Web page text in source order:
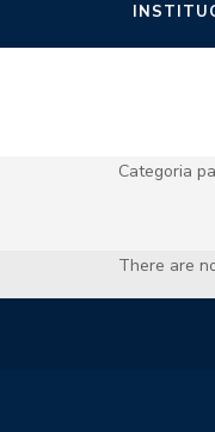
Categoria
There are